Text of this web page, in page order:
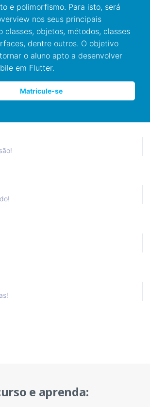
e polimorfismo. Para isto, será
nos seus principais
classes, objetos, métodos, classes
dentre outros. O objetivo
o aluno apto a desenvolver
em Flutter.
Matricule-se
e aprenda: